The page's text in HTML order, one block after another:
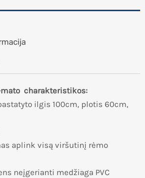
charakteristikos:
ilgis 100cm, plotis 60cm,
aplink visą viršutinį rėmo
neįgerianti medžiaga PVC